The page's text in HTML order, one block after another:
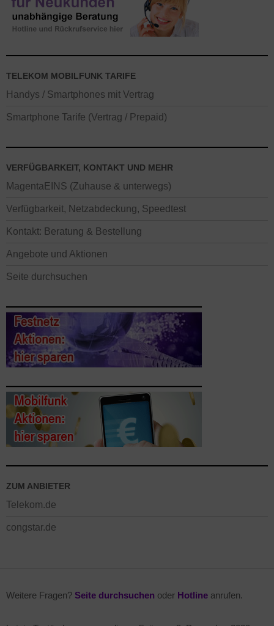
TELEKOM MOBILFUNK TARIFE
Handys / Smartphones mit Vertrag
Smartphone Tarife (Vertrag / Prepaid)
VERFÜGBARKEIT, KONTAKT UND MEHR
MagentaEINS (Zuhause & unterwegs)
Verfügbarkeit, Netzabdeckung, Speedtest
Kontakt: Beratung & Bestellung
Angebote und Aktionen
Seite durchsuchen
ZUM ANBIETER
Telekom.de
congstar.de
Weitere Fragen? Seite durchsuchen oder Hotline anrufen.